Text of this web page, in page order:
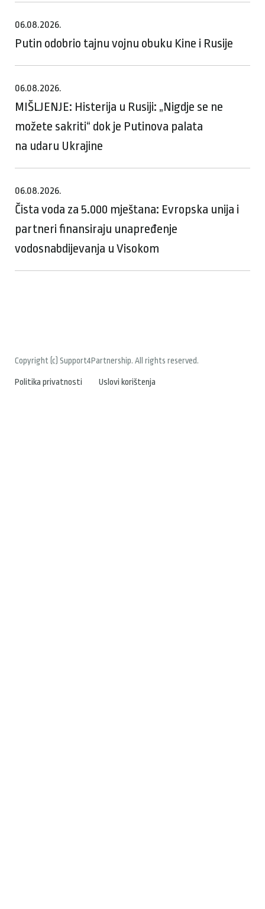
06.08.2026.
Putin odobrio tajnu vojnu obuku Kine i Rusije
06.08.2026.
MIŠLJENJE: Histerija u Rusiji: „Nigdje se ne
možete sakriti“ dok je Putinova palata
na udaru Ukrajine
06.08.2026.
Čista voda za 5.000 mještana: Evropska unija i
partneri finansiraju unapređenje
vodosnabdijevanja u Visokom
Copyright (c) Support4Partnership. All rights reserved.
Politika privatnosti Uslovi korištenja